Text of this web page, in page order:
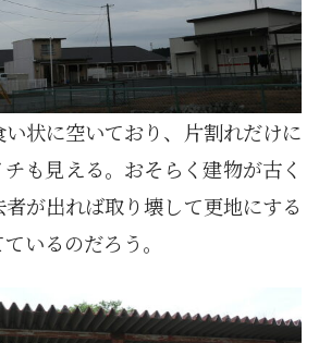
状に空いており、片割れだけに
も見える。おそらく建物が古く
が出れば取り壊して更地にする
いるのだろう。